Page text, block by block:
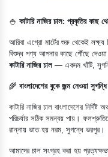
🍚 কাটারি নাজির চাল: প্রকৃতির
আরিবা এগ্রো মার্টের শুরু থেকেই লক্ষ্য
বিশুদ্ধ পণ্য আপনার কাছে পৌঁছে
কাটারি নাজির চাল— একদম খাঁটি,
🌾 বাংলাদেশের বুকে জন্ম নেওয়া
কাটারি নাজির চাল বাংলাদেশের
পরিচর্যার সঠিক সমন্বয় পায়।
রান্নায় ভাত হয় নরম, সুগন্ধে ভরপুর।
আমাদের চাল সংগ্রহ করা হয়